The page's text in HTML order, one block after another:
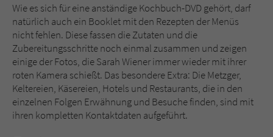
Wie es sich für eine anständige Kochbuch-DVD gehört, darf
natürlich auch ein Booklet mit den Rezepten der Menüs
nicht fehlen. Diese fassen die Zutaten und die
Zubereitungsschritte noch einmal zusammen und zeigen
einige der Fotos, die Sarah Wiener immer wieder mit ihrer
roten Kamera schießt. Das besondere Extra: Die Metzger,
Keltereien, Käsereien, Hotels und Restaurants, die in den
einzelnen Folgen Erwähnung und Besuche finden, sind mit
ihren kompletten Kontaktdaten aufgeführt.